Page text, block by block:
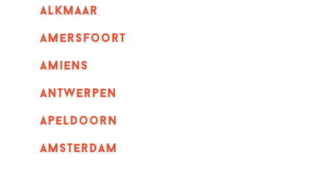
alkmaar
amersfoort
amiens
Antwerpen
apeldoorn
Amsterdam